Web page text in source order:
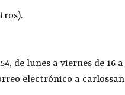
de lunes a viernes de
electrónico a